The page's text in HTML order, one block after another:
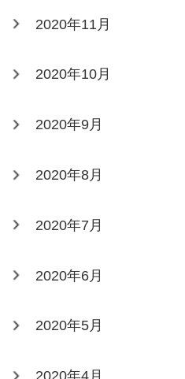
2020年11月
2020年10月
2020年9月
2020年8月
2020年7月
2020年6月
2020年5月